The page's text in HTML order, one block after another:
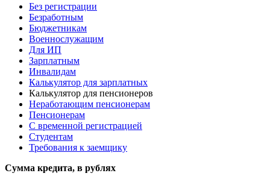
Без регистрации
Безработным
Бюджетникам
Военнослужащим
Для ИП
Зарплатным
Инвалидам
Калькулятор для зарплатных
Калькулятор для пенсионеров
Неработающим пенсионерам
Пенсионерам
С временной регистрацией
Студентам
Требования к заемщику
Сумма кредита, в рублях